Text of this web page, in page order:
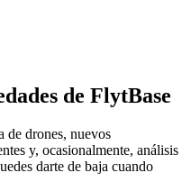
de FlytBase
de drones, nuevos
y, ocasionalmente, análisis
darte de baja cuando